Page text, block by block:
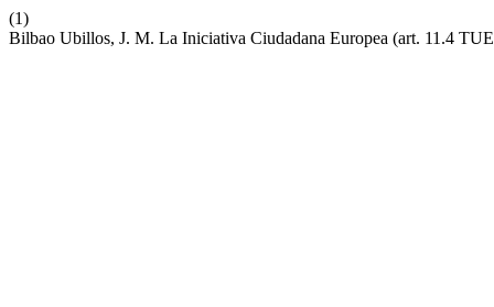
(1)
Bilbao Ubillos, J. M. La Iniciativa Ciudadana Europea (art. 11.4